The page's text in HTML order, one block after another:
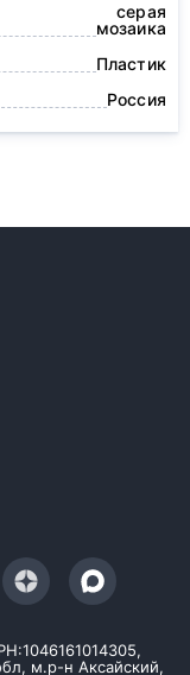
серая
мозаика
Пластик
Россия
м.р-н Аксайский,